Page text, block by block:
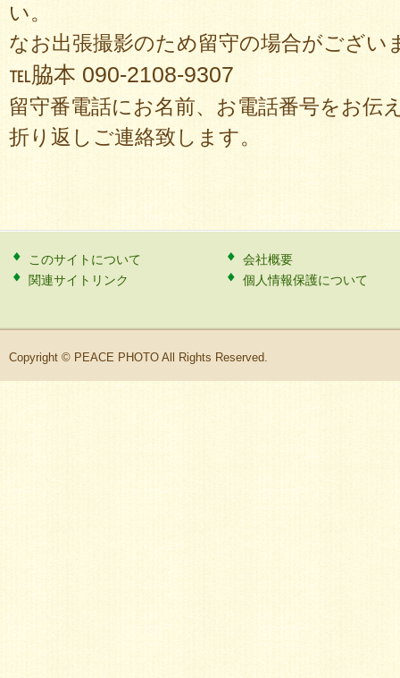
い。
なお出張撮影のため留守の場合がござい
℡脇本 090-2108-9307
留守番電話にお名前、お電話番号をお伝
折り返しご連絡致します。
このサイトについて
関連サイトリンク
会社概要
個人情報保護について
Copyright © PEACE PHOTO All Rights Reserved.